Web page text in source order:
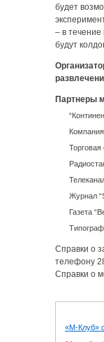
будет
– в
будут
Партнеры
Торговая
Журнал
Газета
Справки о
телефону
Справки о
«М-Клуб»